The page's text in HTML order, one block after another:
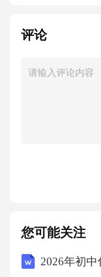
评论
您可能关注
2026年初